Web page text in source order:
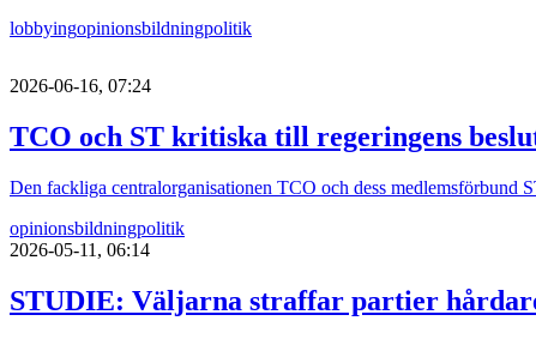
lobbyingopinionsbildningpolitik
2026-06-16, 07:24
TCO och ST kritiska till regeringens
Den fackliga centralorganisationen TCO och dess medlemsförbund
opinionsbildningpolitik
2026-05-11, 06:14
STUDIE: Väljarna straffar partier